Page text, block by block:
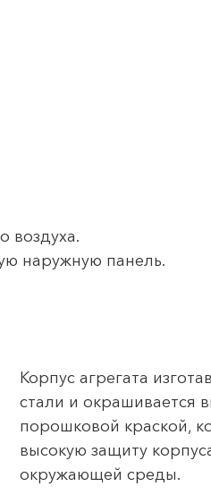
воздуха.
наружную панель.
Корпус агрегата
стали и окрашивается
порошковой краской,
высокую защиту
окружающей среды.